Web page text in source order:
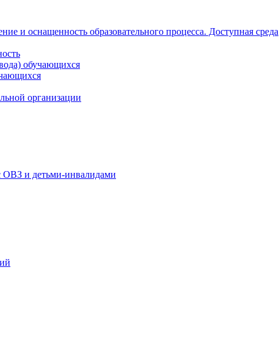
и оснащенность образовательного процесса. Доступная среда
обучающихся
организации
ОВЗ и детьми-инвалидами